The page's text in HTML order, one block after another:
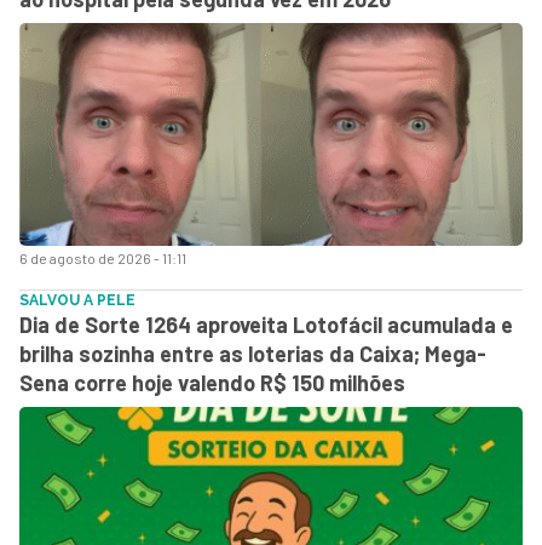
6 de agosto de 2026 - 11:11
SALVOU A PELE
Dia de Sorte 1264 aproveita Lotofácil acumulada e
brilha sozinha entre as loterias da Caixa; Mega-
Sena corre hoje valendo R$ 150 milhões